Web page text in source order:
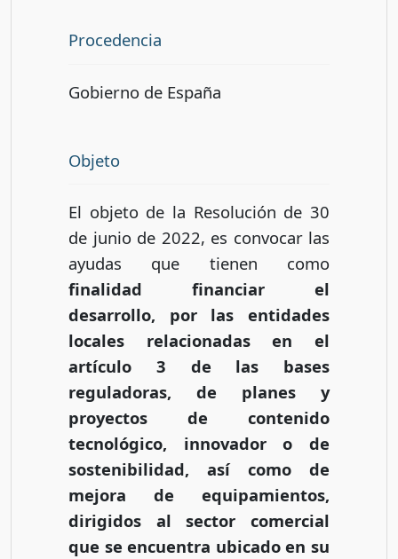
Procedencia
Gobierno de España
Objeto
El objeto de la Resolución de 30
de junio de 2022, es convocar las
ayudas que tienen como
finalidad financiar el
desarrollo, por las entidades
locales relacionadas en el
artículo 3 de las bases
reguladoras, de planes y
proyectos de contenido
tecnológico, innovador o de
sostenibilidad, así como de
mejora de equipamientos,
dirigidos al sector comercial
que se encuentra ubicado en su